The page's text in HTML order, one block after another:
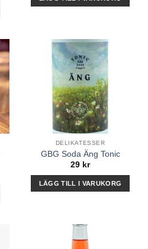
DELIKATESSER
GBG Soda Äng Tonic
29 kr
LÄGG TILL I VARUKORG